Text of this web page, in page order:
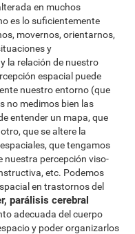
en muchos
es lo suficientemente
movernos, orientarnos,
y
la relación de nuestro
espacial puede
nuestro entorno (que
no medimos bien las
entender un mapa, que
que se altere la
que tengamos
nuestra percepción viso-
etc. Podemos
en trastornos del
parálisis cerebral
adecuada del cuerpo
y poder organizarlos